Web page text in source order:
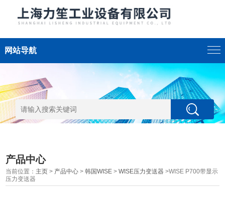
网站导航
产品中心
当前位置： 主页 > 产品中心 >韩国WISE >WISE压力变送器 >WISE P700带显示
压力变送器